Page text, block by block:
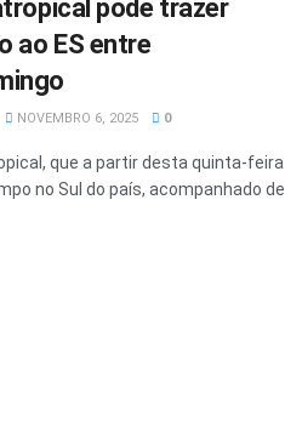
pode trazer
ao ES entre
NOVEMBRO 6, 2025 0
que a partir desta quinta-feira
no Sul do país, acompanhado de